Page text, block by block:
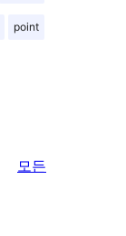
point
모든